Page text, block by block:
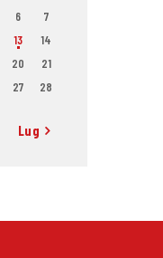
6
7
13
14
20
21
27
28
Lug »